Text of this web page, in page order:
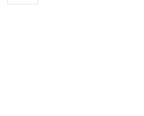
くれたら褒めた」（30代前半）